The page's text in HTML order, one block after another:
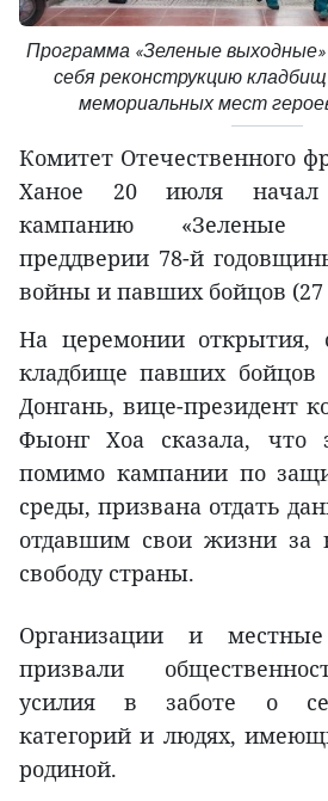
Программа «Зеленые
себя реконструкцию
мемориальных мест
Комитет Отечественного
Ханое 20 июля начал
кампанию «Зеленые
преддверии 78-й
войны и павших бойцов
На церемонии открытия,
кладбище павших
Донгань, вице-президент
Фыонг Хоа сказала, что
помимо кампании по
среды, призвана отдать
отдавшим свои жизни за
свободу страны.
Организации и
призвали
усилия в заботе о
категорий и людях,
родиной.